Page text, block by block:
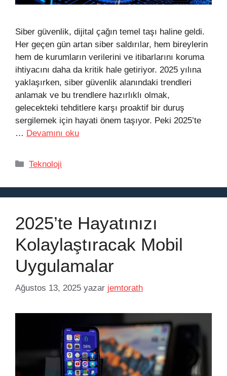
Siber güvenlik, dijital çağın temel taşı haline geldi.
Her geçen gün artan siber saldırılar, hem bireylerin
hem de kurumların verilerini ve itibarlarını koruma
ihtiyacını daha da kritik hale getiriyor. 2025 yılına
yaklaşırken, siber güvenlik alanındaki trendleri
anlamak ve bu trendlere hazırlıklı olmak,
gelecekteki tehditlere karşı proaktif bir duruş
sergilemek için hayati önem taşıyor. Peki 2025’te
… Devamını oku
Kategoriler
Teknoloji
2025’te Hayatınızı
Kolaylaştıracak Mobil
Uygulamalar
Ağustos 13, 2025 yazar jemtorath